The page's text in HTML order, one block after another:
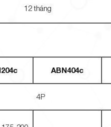
12 tháng
ABN404c
4P